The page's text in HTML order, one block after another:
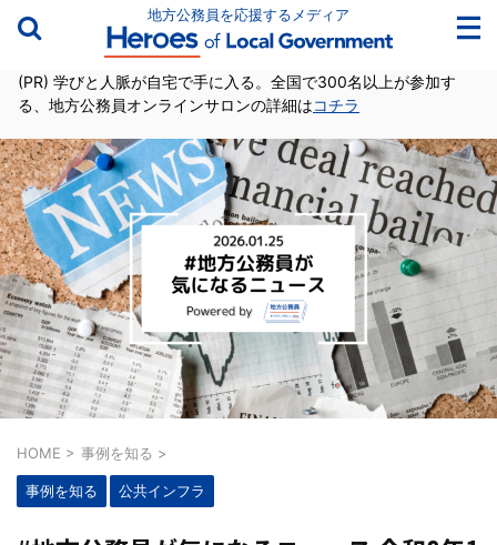
地方公務員を応援するメディア
(PR) 学びと人脈が自宅で手に入る。全国で300名以上が参加す
る、地方公務員オンラインサロンの詳細はコチラ
HOME > 事例を知る >
事例を知る 公共インフラ